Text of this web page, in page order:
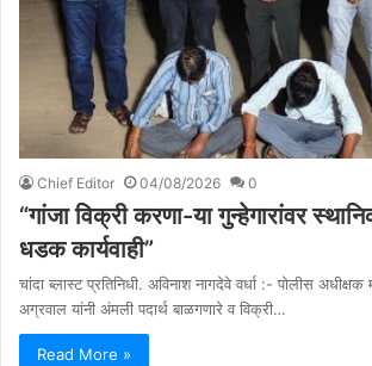
Chief Editor 04/08/2026 0
“गांजा विक्री करणा-या गुन्हेगारांवर
धडक कार्यवाही”
चांदा ब्लास्ट प्रतिनिधी. अविनाश नागदेवे वर्धा :- पोलीस
अग्रवाल यांनी अंमली पदार्थ बाळगणारे व विक्री…
Read More »